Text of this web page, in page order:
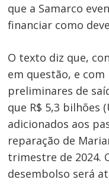
que a Samarco
financiar como
O texto diz que,
em questão, e
preliminares de
que R$ 5,3 bilhões
adicionados aos
reparação de
trimestre de 2024.
desembolso será